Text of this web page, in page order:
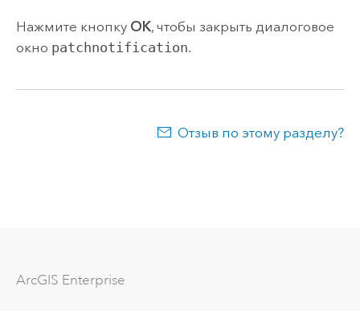
Нажмите кнопку ОК, чтобы закрыть диалоговое
окно patchnotification.
Отзыв по этому разделу?
ArcGIS Enterprise